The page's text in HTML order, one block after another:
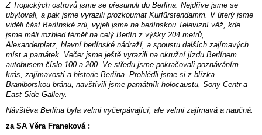
Z Tropických ostrovů jsme se přesunuli do Berlína. Nejdříve jsme se
ubytovali, a pak jsme vyrazili prozkoumat Kurfürstendamm. V úterý jsme
viděli část Berlínské zdi, vyjeli jsme na berlínskou Televizní věž, kde
jsme měli rozhled téměř na celý Berlín z výšky 204 metrů,
Alexanderplatz, hlavní berlínské nádraží, a spoustu dalších zajímavých
míst a památek. Večer jsme ještě vyrazili na okružní jízdu Berlínem
autobusem číslo 100 a 200. Ve středu jsme pokračovali poznáváním
krás, zajímavostí a historie Berlína. Prohlédli jsme si z blízka
Braniborskou bránu, navštívili jsme památník holocaustu, Sony Centr a
East Side Gallery.
Návštěva Berlína byla velmi vyčerpávající, ale velmi zajímavá a naučná.
za SA Věra Franeková :